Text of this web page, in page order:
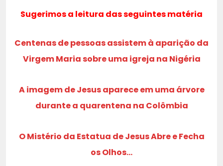
Sugerimos a leitura das seguintes matéria
Centenas de pessoas assistem à aparição da
Virgem Maria sobre uma igreja na Nigéria
A imagem de Jesus aparece em uma árvore
durante a quarentena na Colômbia
O Mistério da Estatua de Jesus Abre e Fecha
os Olhos…